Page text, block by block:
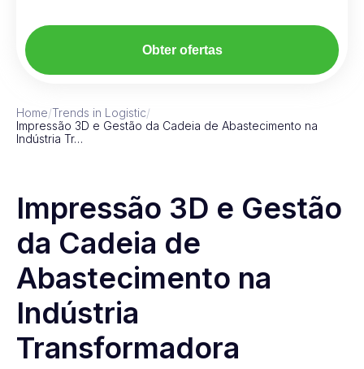
Obter ofertas
Home/Trends in Logistic/
Impressão 3D e Gestão da Cadeia de Abastecimento na
Indústria Tr…
Impressão 3D e Gestão
da Cadeia de
Abastecimento na
Indústria
Transformadora